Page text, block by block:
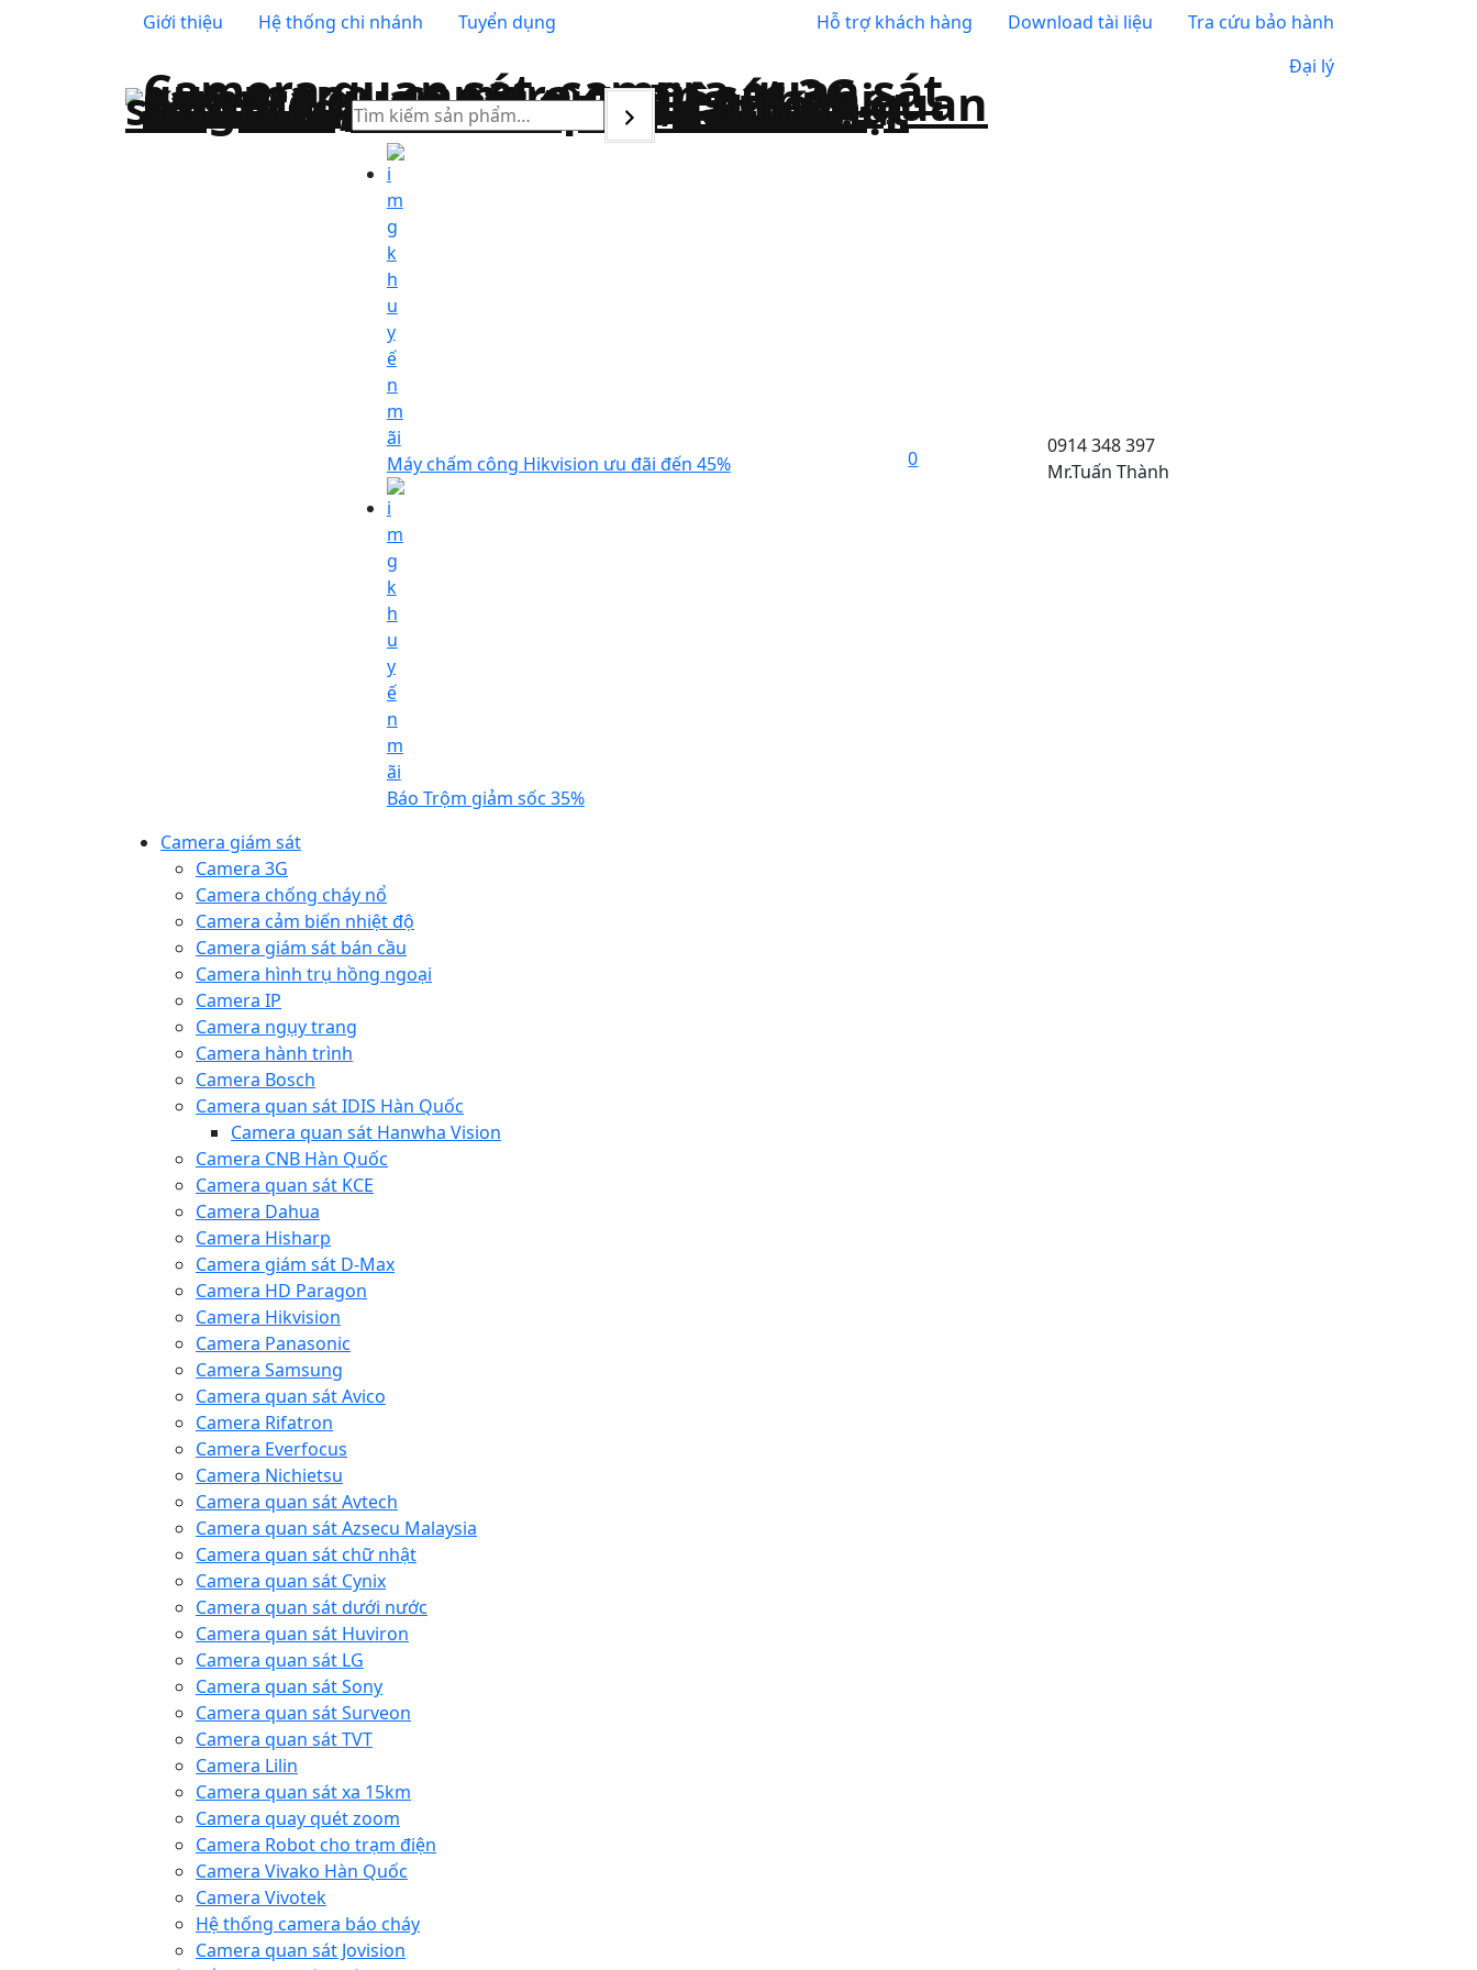
Giới thiệu Hệ thống chi nhánh Tuyển dụng Hỗ trợ khách hàng Download tài liệu
Tra cứu bảo hành
Đại lý
Tìm
kiếm
Máy chấm công Hikvision ưu đãi đến 45%
Báo Trộm giảm sốc 35%
0
0914 348 397
Mr.Tuấn Thành
Camera giám sát
Camera 3G
Camera chống cháy nổ
Camera cảm biến nhiệt độ
Camera giám sát bán cầu
Camera hình trụ hồng ngoại
Camera IP
Camera ngụy trang
Camera hành trình
Camera Bosch
Camera quan sát IDIS Hàn Quốc
Camera quan sát Hanwha Vision
Camera CNB Hàn Quốc
Camera quan sát KCE
Camera Dahua
Camera Hisharp
Camera giám sát D-Max
Camera HD Paragon
Camera Hikvision
Camera Panasonic
Camera Samsung
Camera quan sát Avico
Camera Rifatron
Camera Everfocus
Camera Nichietsu
Camera quan sát Avtech
Camera quan sát Azsecu Malaysia
Camera quan sát chữ nhật
Camera quan sát Cynix
Camera quan sát dưới nước
Camera quan sát Huviron
Camera quan sát LG
Camera quan sát Sony
Camera quan sát Surveon
Camera quan sát TVT
Camera Lilin
Camera quan sát xa 15km
Camera quay quét zoom
Camera Robot cho trạm điện
Camera Vivako Hàn Quốc
Camera Vivotek
Hệ thống camera báo cháy
Camera quan sát Jovision